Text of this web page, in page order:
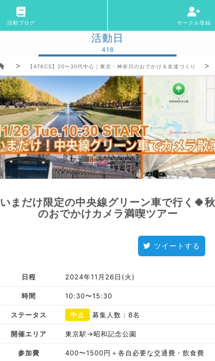
活動ブログ サークル登録
活動日
418
【ATACS】20〜30代中心｜東京・神奈川のおでかけ＆友達づくり
いまだけ限定の中央線グリーン車で行く🍀秋
のおでかけカメラ満喫ツアー
ツイートする
日程 2024年11月26日(火)
時間 10:30〜15:30
ステータス 中止 募集人数：8名
開催エリア 東京駅→昭和記念公園
参加費 400〜1500円＋各自必要な交通費・飲食費